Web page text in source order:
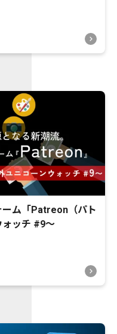
ーム「Patreon（パト
ォッチ #9〜